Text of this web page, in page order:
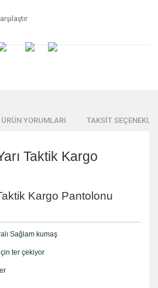
ÜRÜN YORUMLARI TAKSİT
Taktik Kargo
Kargo Pantolonu
Sağlam kumaş
ter çekiyor